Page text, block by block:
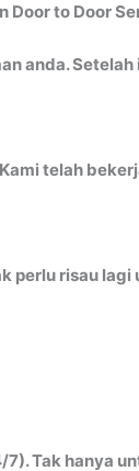
Door to Door
anda. Setelah
telah
perlu risau lagi
Tak hanya